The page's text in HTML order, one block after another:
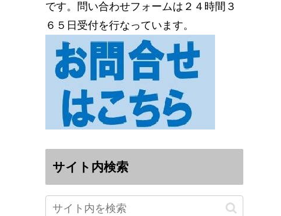
です。問い合わせフォームは２４時間３
６５日受付を行なっています。
サイト内検索